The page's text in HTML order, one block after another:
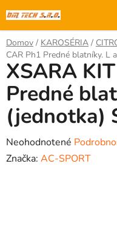
na
obsah
Domov / KAROSÉRIA /
CAR Ph1 Predné blatníky. L
XSARA
Predné
(jednotka)
Priemerné
hodnotenie
Neohodnotené
Značka: AC-SPORT